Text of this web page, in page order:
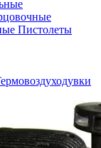
Пистолеты